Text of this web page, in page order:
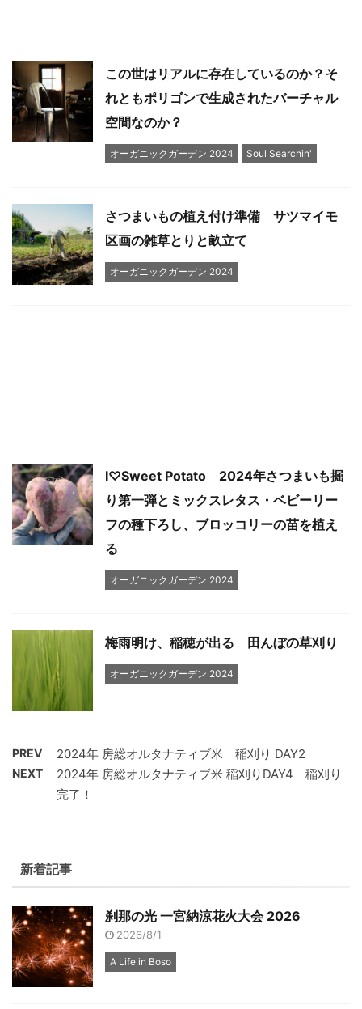
この世はリアルに存在しているのか？そ
れともポリゴンで生成されたバーチャル
空間なのか？
オーガニックガーデン 2024 Soul Searchin'
さつまいもの植え付け準備 サツマイモ
区画の雑草とりと畝立て
オーガニックガーデン 2024
I♡Sweet Potato 2024年さつまいも掘
り第一弾とミックスレタス・ベビーリー
フの種下ろし、ブロッコリーの苗を植え
る
オーガニックガーデン 2024
梅雨明け、稲穂が出る 田んぼの草刈り
オーガニックガーデン 2024
PREV 2024年 房総オルタナティブ米 稲刈り DAY2
NEXT
2024年 房総オルタナティブ米 稲刈りDAY4 稲刈り
完了！
新着記事
刹那の光 一宮納涼花火大会 2026
2026/8/1
A Life in Boso